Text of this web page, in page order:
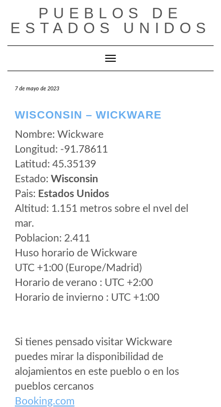
contenido
PUEBLOS DE
ESTADOS UNIDOS
Cambiar modo de navegación
7 de mayo de 2023
WISCONSIN – WICKWARE
Nombre: Wickware
Longitud: -91.78611
Latitud: 45.35139
Estado: Wisconsin
Pais: Estados Unidos
Altitud: 1.151 metros sobre el nvel del
mar.
Poblacion: 2.411
Huso horario de Wickware
UTC +1:00 (Europe/Madrid)
Horario de verano : UTC +2:00
Horario de invierno : UTC +1:00
Si tienes pensado visitar Wickware
puedes mirar la disponibilidad de
alojamientos en este pueblo o en los
pueblos cercanos
Booking.com